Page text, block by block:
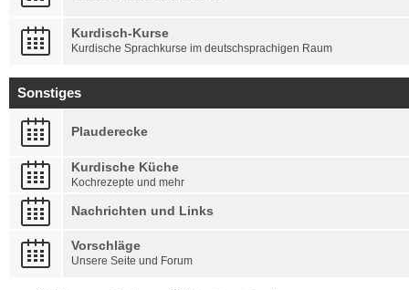
Kurdisch-Kurse
Kurdische Sprachkurse im deutschsprachigen Raum
Sonstiges
Plauderecke
Kurdische Küche
Kochrezepte und mehr
Nachrichten und Links
Vorschläge
Unsere Seite und Forum